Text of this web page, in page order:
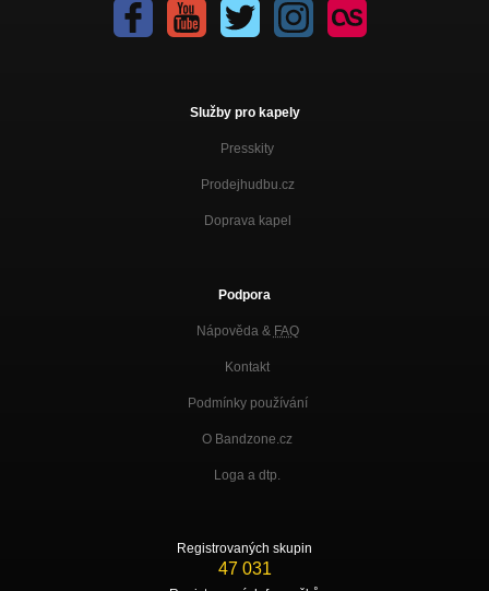
Služby pro kapely
Presskity
Prodejhudbu.cz
Doprava kapel
Podpora
Nápověda & FAQ
Kontakt
Podmínky používání
O Bandzone.cz
Loga a dtp.
Registrovaných skupin
47 031